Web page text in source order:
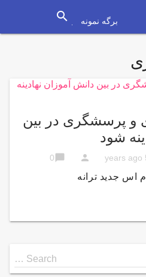
برگه نمونه search
و پرسشگری در بین
شود
person
chat_bubble
0
Search …